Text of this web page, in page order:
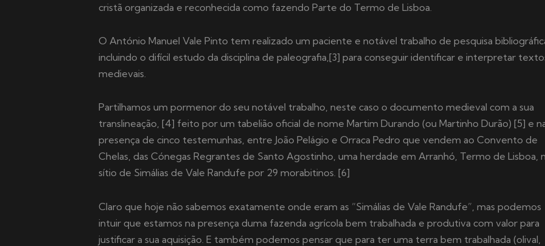
cristã organizada e reconhecida como fazendo Parte do Termo de Lisboa.
O António Manuel Vale Pinto tem realizado um paciente e notável trabalho de pesquisa
incluindo o difícil estudo da disciplina de paleografia,[3] para conseguir identificar e interpretar
medievais.
Partilhamos um pormenor do seu notável trabalho, neste caso o documento medieval com a sua
translineação, [4] feito por um tabelião oficial de nome Martim Durando (ou Martinho Durão) [5] e
presença de cinco testemunhas, entre João Pelágio e Orraca Pedro que vendem ao Convento de
Chelas, das Cónegas Regrantes de Santo Agostinho, uma herdade em Arranhó, Termo de Lisboa,
sítio de Simálias de Vale Randufe por 29 morabitinos. [6]
Claro que hoje não sabemos exatamente onde eram as “Simálias de Vale Randufe”, mas podemos
intuir que estamos na presença duma fazenda agrícola bem trabalhada e produtiva com valor para
justificar a sua aquisição. E também podemos pensar que para ter uma terra bem trabalhada (olival,